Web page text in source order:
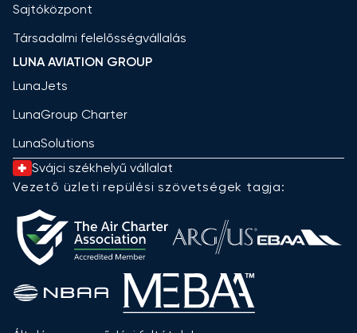
Sajtóközpont
Társadalmi felelősségvállalás
LUNA AVIATION GROUP
LunaJets
LunaGroup Charter
LunaSolutions
Svájci székhelyű vállalat
Vezető üzleti repülési szövetségek tagja: